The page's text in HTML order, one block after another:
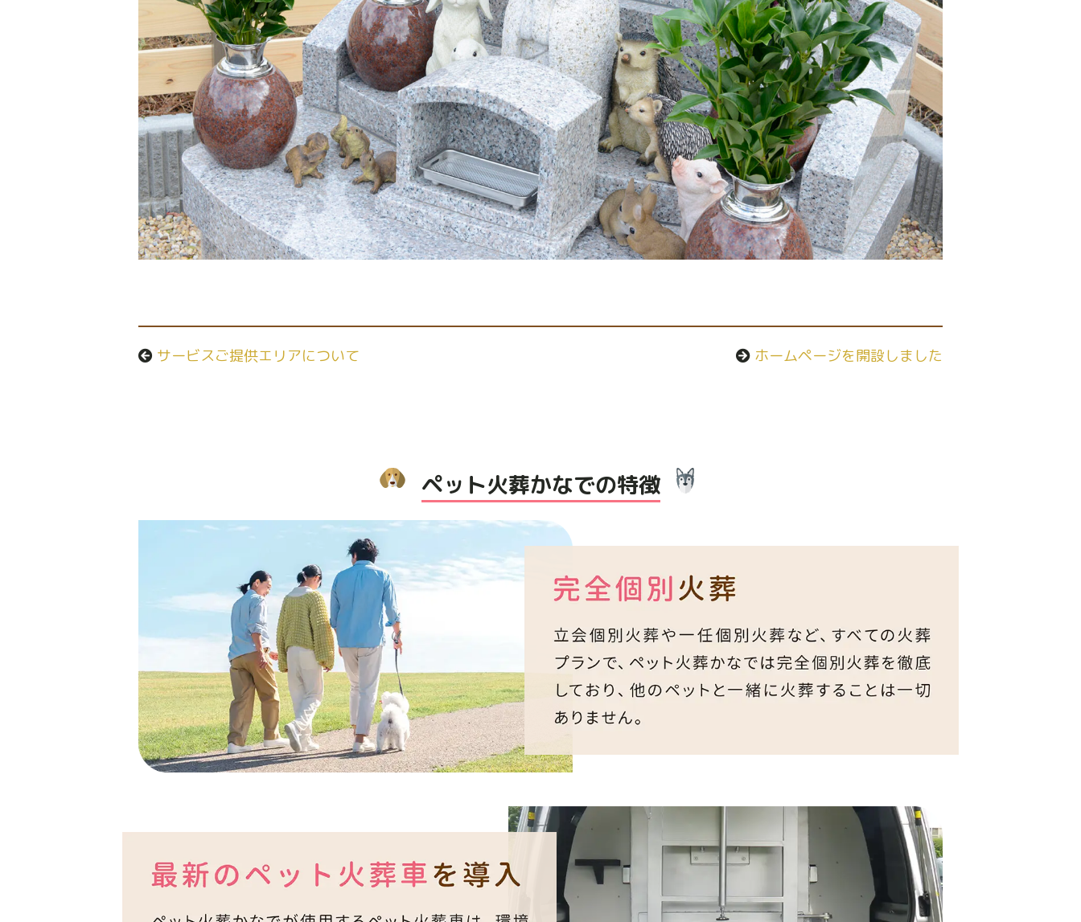
サービスご提供エリアについて ホームページを開設しました
ペット火葬かなでの特徴